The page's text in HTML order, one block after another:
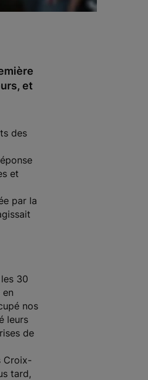
et
des
et
par la
30
nos
leurs
de
Croix-
tard,